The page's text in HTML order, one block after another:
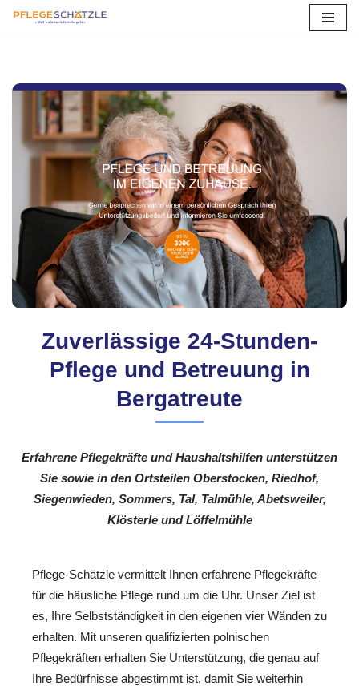
springen
Zuverlässige 24-Stunden-
Pflege und Betreuung in
Bergatreute
Erfahrene Pflegekräfte und Haushaltshilfen unterstützen
Sie sowie in den Ortsteilen Oberstocken, Riedhof,
Siegenwieden, Sommers, Tal, Talmühle, Abetsweiler,
Klösterle und Löffelmühle
Pflege-Schätzle vermittelt Ihnen erfahrene Pflegekräfte
für die häusliche Pflege rund um die Uhr. Unser Ziel ist
es, Ihre Selbstständigkeit in den eigenen vier Wänden zu
erhalten. Mit unseren qualifizierten polnischen
Pflegekräften erhalten Sie Unterstützung, die genau auf
Ihre Bedürfnisse abgestimmt ist, damit Sie weiterhin